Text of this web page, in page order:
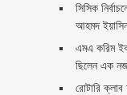
সিসিক
আহমদ
এমএ করিম
ছিলেন এক
রোটারি ক্লাব